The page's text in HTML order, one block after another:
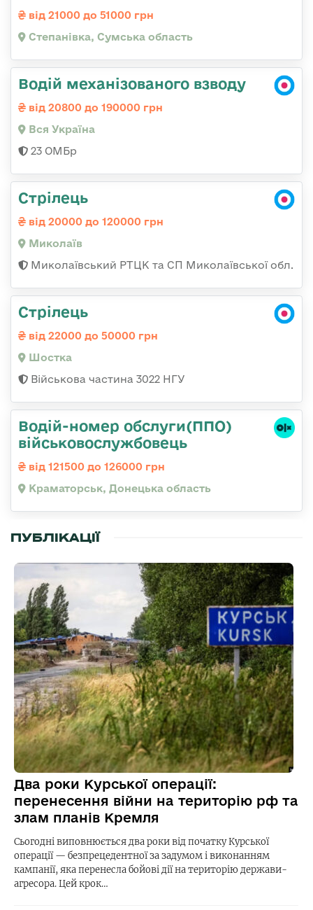
від 21000 до 51000 грн
Степанівка, Сумська область
Водій механізованого взводу
від 20800 до 190000 грн
Вся Україна
23 ОМБр
Стрілець
від 20000 до 120000 грн
Миколаїв
Миколаївський РТЦК та СП Миколаївської обл.
Стрілець
від 22000 до 50000 грн
Шостка
Військова частина 3022 НГУ
Водій-номер обслуги(ППО)
військовослужбовець
від 121500 до 126000 грн
Краматорськ, Донецька область
ПУБЛІКАЦІЇ
Два роки Курської операції:
перенесення війни на територію рф та
злам планів Кремля
Сьогодні виповнюється два роки від початку Курської
операції — безпрецедентної за задумом і виконанням
кампанії, яка перенесла бойові дії на територію держави-
агресора. Цей крок…